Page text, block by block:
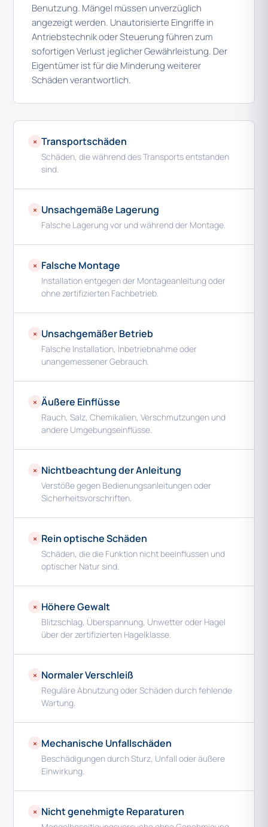
Benutzung. Mängel müssen unverzüglich
angezeigt werden. Unautorisierte Eingriffe in
Antriebstechnik oder Steuerung führen zum
sofortigen Verlust jeglicher Gewährleistung. Der
Eigentümer ist für die Minderung weiterer
Schäden verantwortlich.
× Transportschäden
Schäden, die während des Transports entstanden
sind.
× Unsachgemäße Lagerung
Falsche Lagerung vor und während der Montage.
× Falsche Montage
Installation entgegen der Montageanleitung oder
ohne zertifizierten Fachbetrieb.
× Unsachgemäßer Betrieb
Falsche Installation, Inbetriebnahme oder
unangemessener Gebrauch.
× Äußere Einflüsse
Rauch, Salz, Chemikalien, Verschmutzungen und
andere Umgebungseinflüsse.
× Nichtbeachtung der Anleitung
Verstöße gegen Bedienungsanleitungen oder
Sicherheitsvorschriften.
× Rein optische Schäden
Schäden, die die Funktion nicht beeinflussen und
optischer Natur sind.
× Höhere Gewalt
Blitzschlag, Überspannung, Unwetter oder Hagel
über der zertifizierten Hagelklasse.
× Normaler Verschleiß
Reguläre Abnutzung oder Schäden durch fehlende
Wartung.
× Mechanische Unfallschäden
Beschädigungen durch Sturz, Unfall oder äußere
Einwirkung.
× Nicht genehmigte Reparaturen